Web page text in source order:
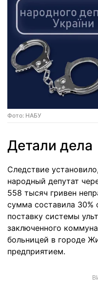
Фото: НАБУ
Детали дела
Следствие
народный депутат
558 тысяч гривен
сумма составила 30%
поставку системы
заключенного
больницей в городе
предприятием.